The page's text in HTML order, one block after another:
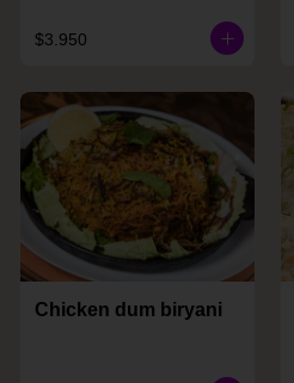
$3.950
Chicken dum biryani